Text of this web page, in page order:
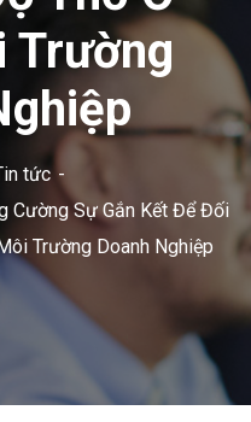
Trường
tức
Cường Sự Gắn Kết Để Đối
Trường Doanh Nghiệp